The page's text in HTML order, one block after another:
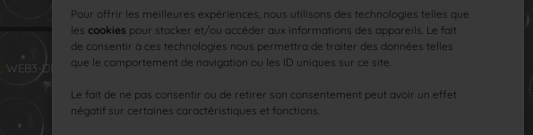
Pour offrir les meilleures expériences, nous utilisons des technologies telles que
les cookies pour stocker et/ou accéder aux informations des appareils. Le fait
de consentir à ces technologies nous permettra de traiter des données telles
que le comportement de navigation ou les ID uniques sur ce site.
Le fait de ne pas consentir ou de retirer son consentement peut avoir un effet
négatif sur certaines caractéristiques et fonctions.
WEB3-DESIGN.